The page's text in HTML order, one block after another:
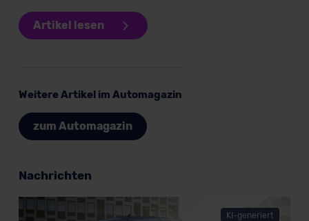
Verkauf startet in Kürze
Ford Transit E-Courier Kastenwagen
Artikel lesen
Weitere Artikel im Automagazin
zum Automagazin
Nachrichten
KI-generiert